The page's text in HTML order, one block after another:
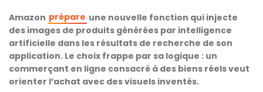
Amazon prépare une nouvelle fonction qui injecte
des images de produits générées par intelligence
artificielle dans les résultats de recherche de son
application. Le choix frappe par sa logique : un
commerçant en ligne consacré à des biens réels veut
orienter l’achat avec des visuels inventés.